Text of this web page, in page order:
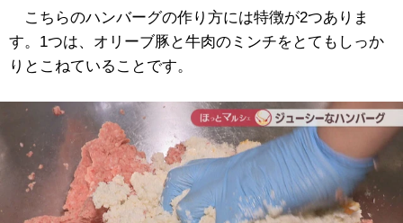
こちらのハンバーグの作り方には特徴が2つありま
す。1つは、オリーブ豚と牛肉のミンチをとてもしっか
りとこねていることです。